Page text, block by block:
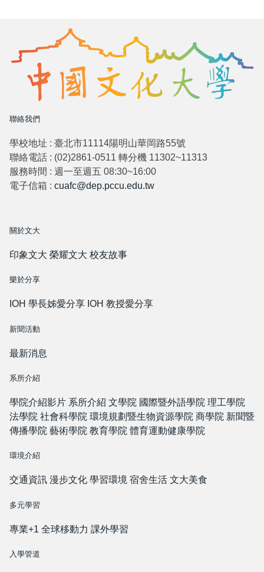
聯絡我們
學校地址 : 臺北市11114陽明山華岡路55號
聯絡電話 : (02)2861-0511 轉分機 11302~11313
服務時間 : 週一至週五 08:30~16:00
電子信箱 : cuafc@dep.pccu.edu.tw
關於文大
印象文大 榮耀文大 校友故事
樂於分享
IOH 學長姊愛分享 IOH 教授愛分享
新聞活動
最新消息
系所介紹
學院介紹影片 系所介紹 文學院 國際暨外語學院 理工學院
法學院 社會科學院 環境規劃暨生物資源學院 商學院 新聞暨
傳播學院 藝術學院 教育學院 體育運動健康學院
環境介紹
交通資訊 漫步文化 學習環境 宿舍生活 文大美食
多元學習
專業+1 全球移動力 課外學習
入學管道